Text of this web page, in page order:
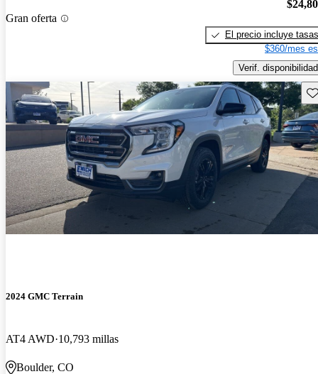
Gran oferta
El precio incluye tasas
$360/mes
Verif. disponibilidad
2024 GMC Terrain
AT4 AWD 10,793 millas
Boulder, CO